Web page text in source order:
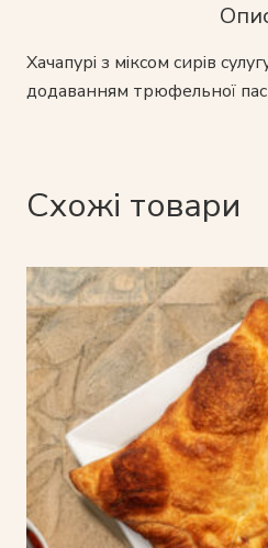
Хачапурі з міксом сирів
додаванням трюфельної
Схожі товари